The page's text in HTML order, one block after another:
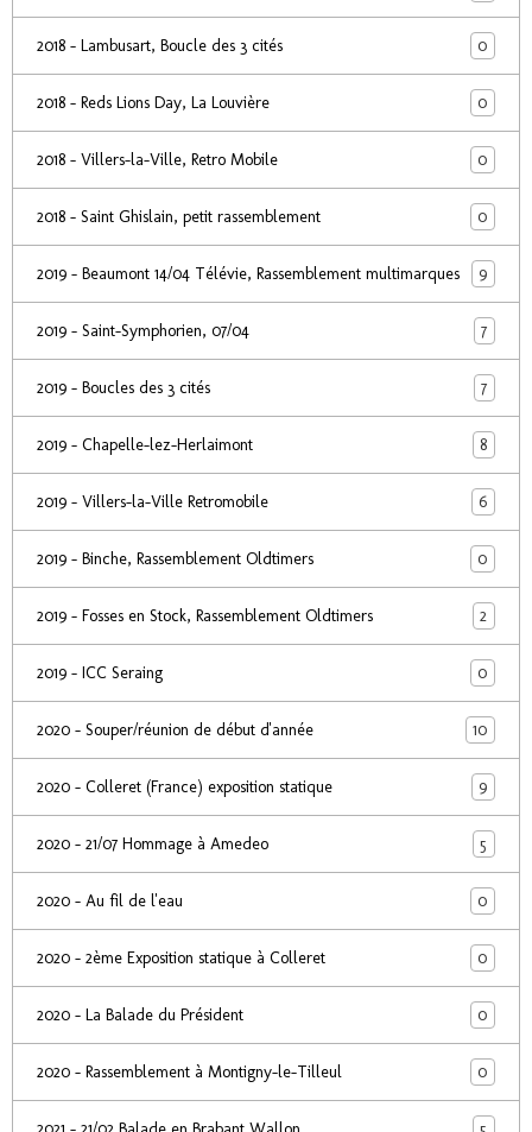
2018 - Lambusart, Boucle des 3 cités 0
2018 - Reds Lions Day, La Louvière 0
2018 - Villers-la-Ville, Retro Mobile 0
2018 - Saint Ghislain, petit rassemblement 0
2019 - Beaumont 14/04 Télévie, Rassemblement multimarques 9
2019 - Saint-Symphorien, 07/04 7
2019 - Boucles des 3 cités 7
2019 - Chapelle-lez-Herlaimont 8
2019 - Villers-la-Ville Retromobile 6
2019 - Binche, Rassemblement Oldtimers 0
2019 - Fosses en Stock, Rassemblement Oldtimers 2
2019 - ICC Seraing 0
2020 - Souper/réunion de début d'année 10
2020 - Colleret (France) exposition statique 9
2020 - 21/07 Hommage à Amedeo 5
2020 - Au fil de l'eau 0
2020 - 2ème Exposition statique à Colleret 0
2020 - La Balade du Président 0
2020 - Rassemblement à Montigny-le-Tilleul 0